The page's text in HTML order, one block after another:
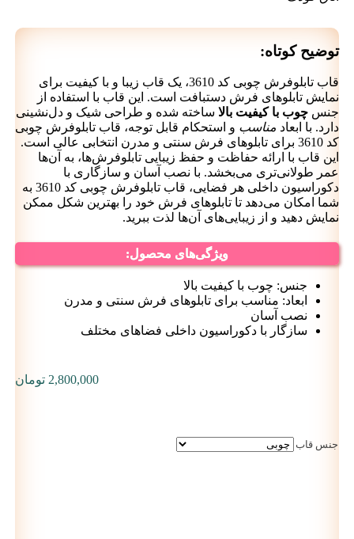
2,800,000 تومان
توضیح کوتاه:
قاب تابلوفرش چوبی کد 3610، یک قاب زیبا و با کیفیت برای
نمایش تابلوهای فرش دستبافت است. این قاب با استفاده از
جنس چوب با کیفیت بالاساخته شده و طراحی شیک و دل‌نشینی
دارد. با ابعادمناسبو استحکام قابل توجه، قاب تابلوفرش چوبی
کد 3610 برای تابلوهای فرش سنتی و مدرن انتخابی عالی است.
این قاب با ارائه حفاظت و حفظ زیبایی تابلوفرش‌ها، به آن‌ها
عمر طولانی‌تری می‌بخشد. با نصب آسان و سازگاری با
دکوراسیون داخلی هر فضایی، قاب تابلوفرش چوبی کد 3610 به
شما امکان می‌دهد تا تابلوهای فرش خود را بهترین شکل ممکن
نمایش دهید و از زیبایی‌های آن‌ها لذت ببرید.
ویژگی‌های محصول:
جنس: چوب با کیفیت بالا
ابعاد: مناسب برای تابلوهای فرش سنتی و مدرن
نصب آسان
سازگار با دکوراسیون داخلی فضاهای مختلف
جنس قاب